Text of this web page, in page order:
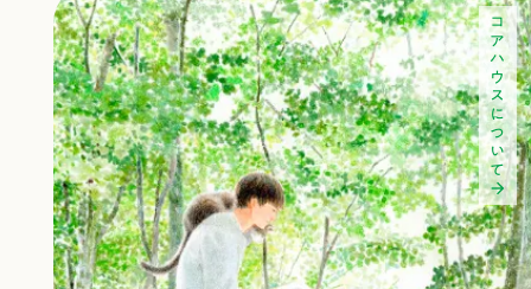
コアハウスについて
arrow_forward